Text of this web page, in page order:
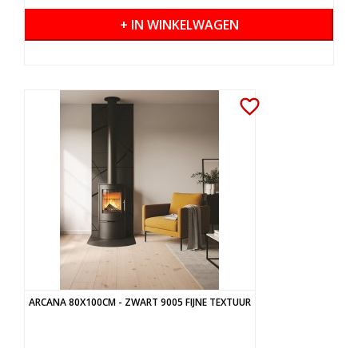
+ IN WINKELWAGEN
favorite_border
ARCANA 80X100CM - ZWART 9005 FIJNE TEXTUUR